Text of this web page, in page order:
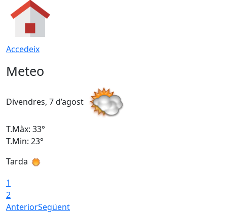
Accedeix
Meteo
Divendres, 7 d’agost
T.Màx: 33°
T.Min: 23°
Tarda
1
2
AnteriorSegüent